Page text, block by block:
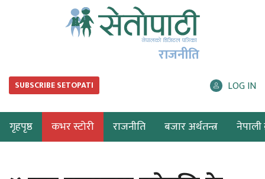
राजनीति
SUBSCRIBE SETOPATI LOG IN
गृहपृष्ठ कभर स्टोरी राजनीति बजार अर्थतन्त्र नेपाली